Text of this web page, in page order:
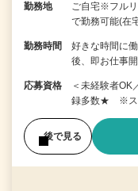
勤務地
ご自宅※フル
で勤務可能(在
勤務時間
好きな時間に
後、即お仕事
応募資格
＜未経験者
録多数★ ※ス
後で見る